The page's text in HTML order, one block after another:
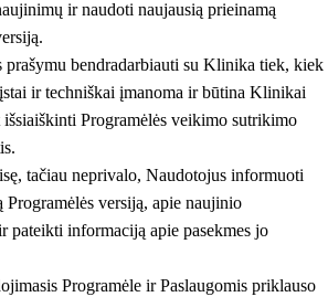
ir naudoti naujausią prieinamą
prašymu bendradarbiauti su Klinika tiek, kiek
ir techniškai įmanoma ir būtina Klinikai
išsiaiškinti Programėlės veikimo sutrikimo
tačiau neprivalo, Naudotojus informuoti
Programėlės versiją, apie naujinio
pateikti informaciją apie pasekmes jo
Programėle ir Paslaugomis priklauso